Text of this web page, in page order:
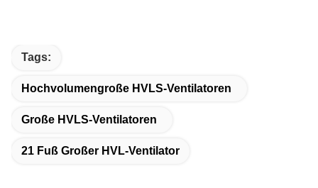
Tags:
Hochvolumengroße HVLS-Ventilatoren
Große HVLS-Ventilatoren
21 Fuß Großer HVL-Ventilator